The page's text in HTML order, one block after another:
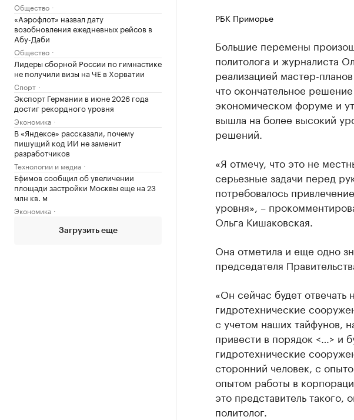
Общество
«Аэрофлот» назвал дату
возобновления ежедневных рейсов в
Абу-Даби
Общество
Лидеры сборной России по гимнастике
не получили визы на ЧЕ в Хорватии
Спорт
Экспорт Германии в июне 2026 года
достиг рекордного уровня
Экономика
В «Яндексе» рассказали, почему
пишущий код ИИ не заменит
разработчиков
Технологии и медиа
Ефимов сообщил об увеличении
площади застройки Москвы еще на 23
млн кв. м
Экономика
Загрузить еще
РБК Приморье
Большие перемены
политолога и журналиста
реализацией мастер-
что окончательное
экономическом форуме и
вышла на более высокий
решений.
«Я отмечу, что это не
серьезные задачи перед
потребовалось
уровня», –
Ольга Кишаковская.
Она отметила и еще одно
председателя
«Он сейчас будет отвечать
гидротехнические
с учетом наших тайфунов,
привести в порядок <…> и
гидротехнические
сторонний человек, с
опытом работы в
это представитель такого,
политолог.